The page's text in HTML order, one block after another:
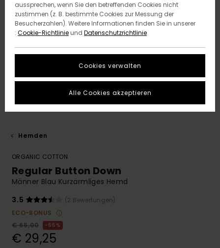
Hemden
ORGANIC COTTON
Regular Button Down
Männer Blau Kurzärmliges Hemd
3.5
(2 Bewertungen)
ECO-BONUS
€ 65,00
55%
€ 29,25
aussprechen, wenn Sie den betreffenden Cookies nicht
zustimmen (z. B. bestimmte Cookies zur Messung der
Besucherzahlen). Weitere Informationen finden Sie in unserer
: Cookie-Richtlinieund Datenschutzrichtlinie
Cookies verwalten
Alle Cookies akzeptieren